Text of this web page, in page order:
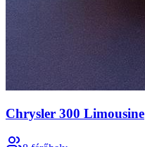
Chrysler 300 Limousine